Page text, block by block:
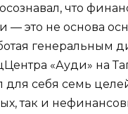
что
— это не основа
генеральным
«Ауди» на
для себя семь
так и